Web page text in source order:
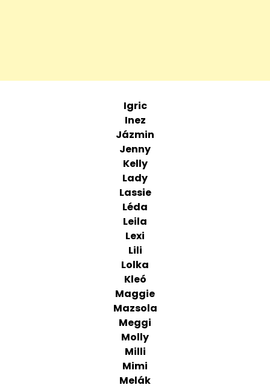
Igric
Inez
Jázmin
Jenny
Kelly
Lady
Lassie
Léda
Leila
Lexi
Lili
Lolka
Kleó
Maggie
Mazsola
Meggi
Molly
Milli
Mimi
Melák